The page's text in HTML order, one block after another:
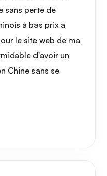
sans perte de
à bas prix a
le site web de ma
d'avoir un
Chine sans se